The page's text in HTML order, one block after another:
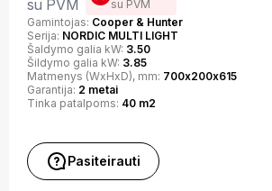
su PVM
su PVM
Gamintojas: Cooper & Hunter
Serija: NORDIC MULTI LIGHT
Šaldymo galia kW: 3.50
Šildymo galia kW: 3.85
Matmenys (WxHxD), mm: 700х200х615
Garantija: 2 metai
Tinka patalpoms: 40 m2
Pasiteirauti